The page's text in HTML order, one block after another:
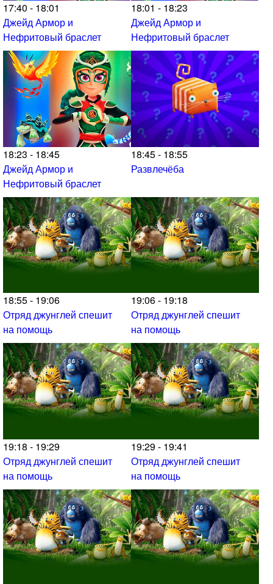
17:40 - 18:01
Джейд Армор и
Нефритовый браслет
18:01 - 18:23
Джейд Армор и
Нефритовый браслет
18:23 - 18:45
Джейд Армор и
Нефритовый браслет
18:45 - 18:55
Развлечёба
18:55 - 19:06
Отряд джунглей спешит
на помощь
19:06 - 19:18
Отряд джунглей спешит
на помощь
19:18 - 19:29
Отряд джунглей спешит
на помощь
19:29 - 19:41
Отряд джунглей спешит
на помощь